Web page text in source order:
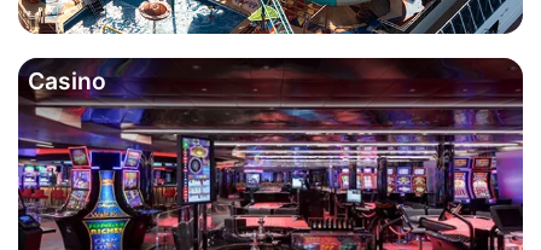
Casino